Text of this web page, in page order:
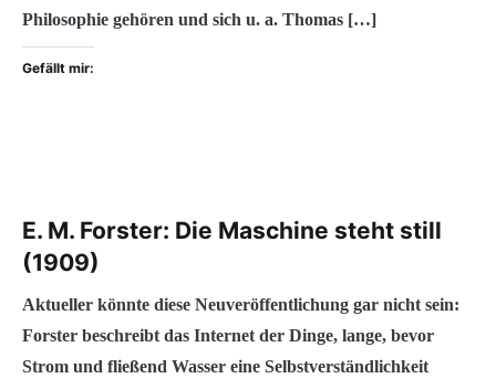
Philosophie gehören und sich u. a. Thomas […]
Gefällt mir:
E. M. Forster: Die Maschine steht still
(1909)
Aktueller könnte diese Neuveröffentlichung gar nicht sein:
Forster beschreibt das Internet der Dinge, lange, bevor
Strom und fließend Wasser eine Selbstverständlichkeit